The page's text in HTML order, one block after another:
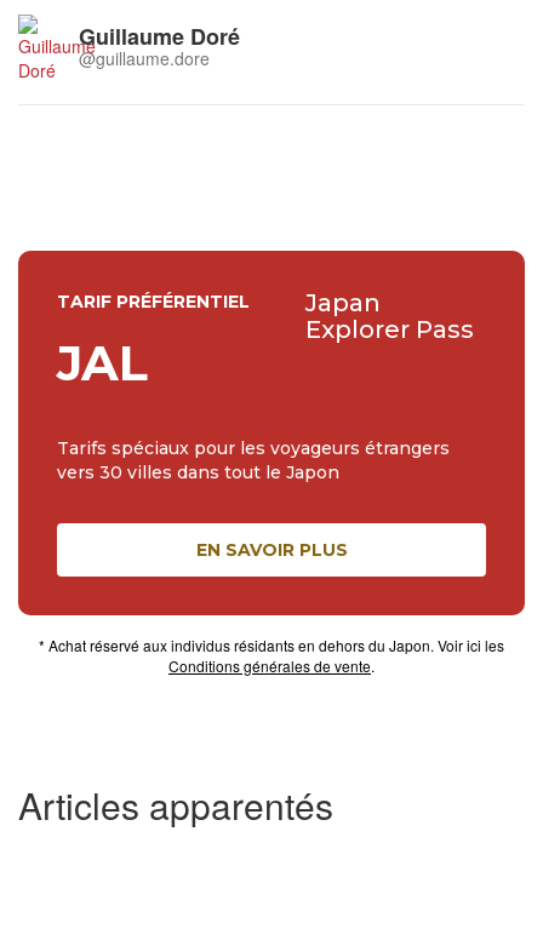
Guillaume Doré
@guillaume.dore
Articles apparentés
TARIF PRÉFÉRENTIEL
JAL
Japan
Explorer Pass
Tarifs spéciaux pour les voyageurs étrangers
vers 30 villes dans tout le Japon
EN SAVOIR PLUS
* Achat réservé aux individus résidants en dehors du Japon. Voir ici les
Conditions générales de vente.